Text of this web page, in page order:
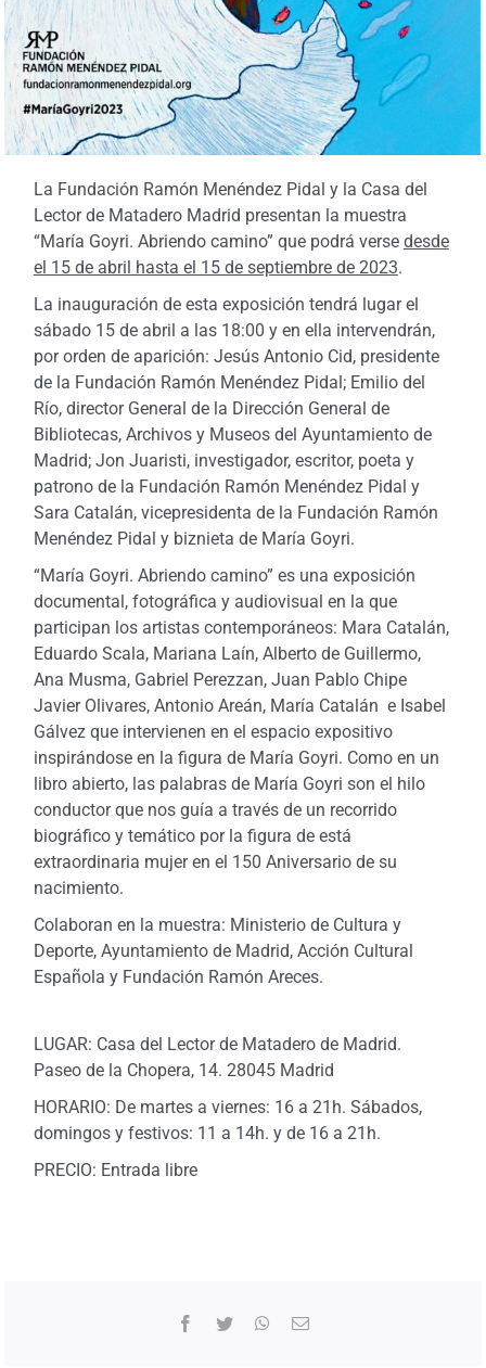
La Fundación Ramón Menéndez Pidal y la Casa del
Lector de Matadero Madrid presentan la muestra
“María Goyri. Abriendo camino” que podrá verse desde
el 15 de abril hasta el 15 de septiembre de 2023.
La inauguración de esta exposición tendrá lugar el
sábado 15 de abril a las 18:00 y en ella intervendrán,
por orden de aparición: Jesús Antonio Cid, presidente
de la Fundación Ramón Menéndez Pidal; Emilio del
Río, director General de la Dirección General de
Bibliotecas, Archivos y Museos del Ayuntamiento de
Madrid; Jon Juaristi, investigador, escritor, poeta y
patrono de la Fundación Ramón Menéndez Pidal y
Sara Catalán, vicepresidenta de la Fundación Ramón
Menéndez Pidal y biznieta de María Goyri.
“María Goyri. Abriendo camino” es una exposición
documental, fotográfica y audiovisual en la que
participan los artistas contemporáneos: Mara Catalán,
Eduardo Scala, Mariana Laín, Alberto de Guillermo,
Ana Musma, Gabriel Perezzan, Juan Pablo Chipe
Javier Olivares, Antonio Areán, María Catalán e Isabel
Gálvez que intervienen en el espacio expositivo
inspirándose en la figura de María Goyri. Como en un
libro abierto, las palabras de María Goyri son el hilo
conductor que nos guía a través de un recorrido
biográfico y temático por la figura de está
extraordinaria mujer en el 150 Aniversario de su
nacimiento.
Colaboran en la muestra: Ministerio de Cultura y
Deporte, Ayuntamiento de Madrid, Acción Cultural
Española y Fundación Ramón Areces.
LUGAR: Casa del Lector de Matadero de Madrid.
Paseo de la Chopera, 14. 28045 Madrid
HORARIO: De martes a viernes: 16 a 21h. Sábados,
domingos y festivos: 11 a 14h. y de 16 a 21h.
PRECIO: Entrada libre
Facebook
Twitter WhatsApp
Correo